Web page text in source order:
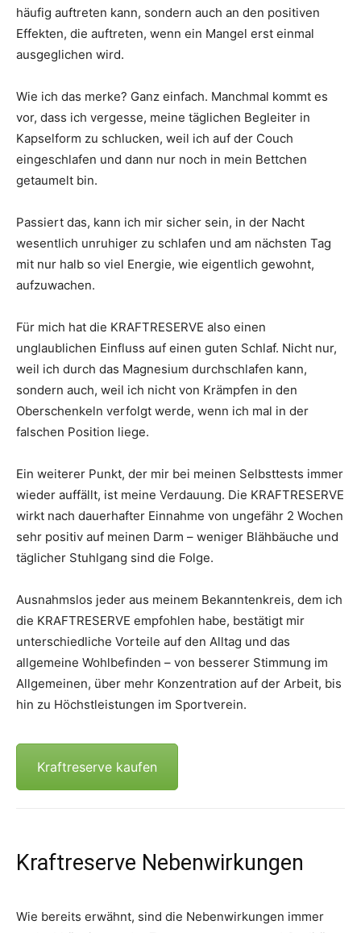
häufig auftreten kann, sondern auch an den positiven
Effekten, die auftreten, wenn ein Mangel erst einmal
ausgeglichen wird.
Wie ich das merke? Ganz einfach. Manchmal kommt es
vor, dass ich vergesse, meine täglichen Begleiter in
Kapselform zu schlucken, weil ich auf der Couch
eingeschlafen und dann nur noch in mein Bettchen
getaumelt bin.
Passiert das, kann ich mir sicher sein, in der Nacht
wesentlich unruhiger zu schlafen und am nächsten Tag
mit nur halb so viel Energie, wie eigentlich gewohnt,
aufzuwachen.
Für mich hat die KRAFTRESERVE also einen
unglaublichen Einfluss auf einen guten Schlaf. Nicht nur,
weil ich durch das Magnesium durchschlafen kann,
sondern auch, weil ich nicht von Krämpfen in den
Oberschenkeln verfolgt werde, wenn ich mal in der
falschen Position liege.
Ein weiterer Punkt, der mir bei meinen Selbsttests immer
wieder auffällt, ist meine Verdauung. Die KRAFTRESERVE
wirkt nach dauerhafter Einnahme von ungefähr 2 Wochen
sehr positiv auf meinen Darm – weniger Blähbäuche und
täglicher Stuhlgang sind die Folge.
Ausnahmslos jeder aus meinem Bekanntenkreis, dem ich
die KRAFTRESERVE empfohlen habe, bestätigt mir
unterschiedliche Vorteile auf den Alltag und das
allgemeine Wohlbefinden – von besserer Stimmung im
Allgemeinen, über mehr Konzentration auf der Arbeit, bis
hin zu Höchstleistungen im Sportverein.
Kraftreserve kaufen
Kraftreserve Nebenwirkungen
Wie bereits erwähnt, sind die Nebenwirkungen immer